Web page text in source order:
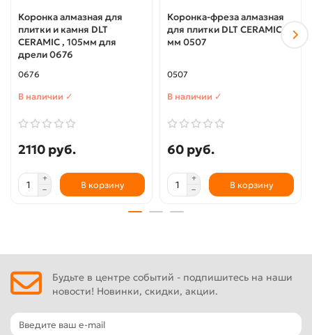
Коронка алмазная для
плитки и камня DLT
CERAMIC , 105мм для
дрели 0676
0676
В наличии ✓
2110 руб.
В корзину
Коронка-фреза алмазная
для плитки DLT CERAMIC 6
мм 0507
0507
В наличии ✓
60 руб.
В корзину
Будьте в центре событий - подпишитесь на наши
новости! Новинки, скидки, акции.